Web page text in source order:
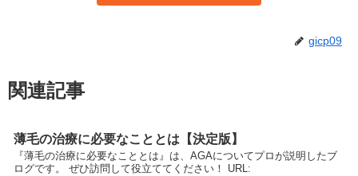
gicp09
関連記事
薄毛の治療に必要なこととは【決定版】
『薄毛の治療に必要なこととは』は、AGAについてプロが説明したブ
ログです。 ぜひ訪問して役立ててください！ URL: